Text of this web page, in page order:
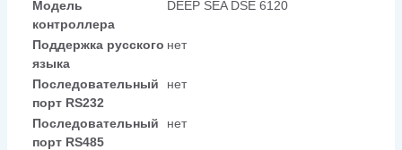
Модель
контроллера
DEEP SEA DSE 6120
Поддержка русского
языка
нет
Последовательный
порт RS232
нет
Последовательный
порт RS485
нет